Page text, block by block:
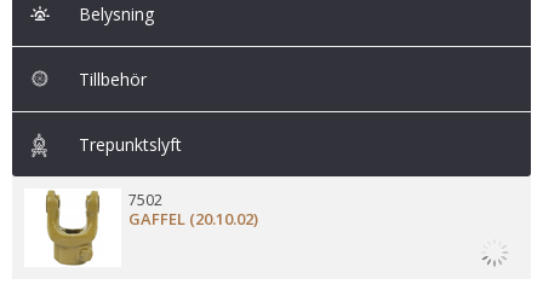
Tillbehör
Belysning
Tillbehör
Trepunktslyft
GAFFEL (20.10.02)
7502